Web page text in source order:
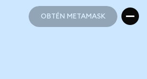
OBTÉN METAMASK